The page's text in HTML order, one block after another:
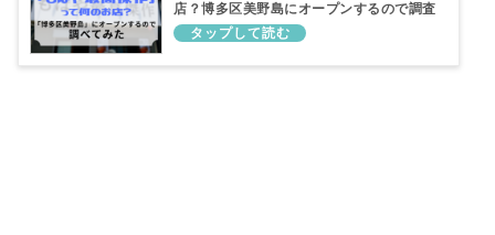
店？博多区美野島にオープンするので調査
してみた